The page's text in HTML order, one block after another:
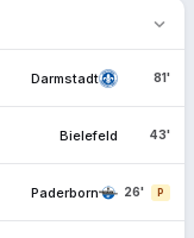
expand_more
Darmstadt 81'
Bielefeld 43'
Paderborn 26' P